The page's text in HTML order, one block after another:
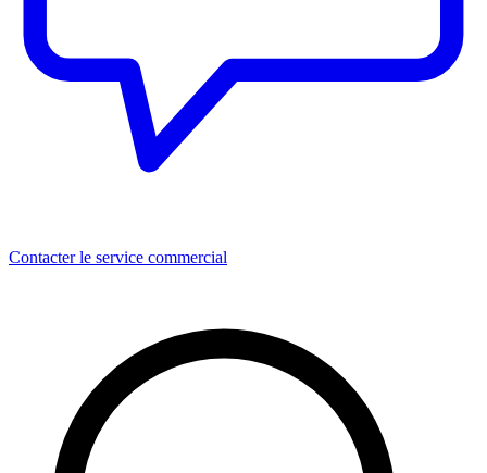
Contacter le service commercial